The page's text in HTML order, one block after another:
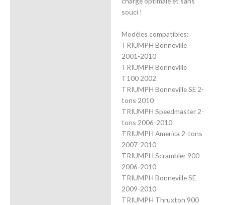
souci !
Modèles compatibles:
TRIUMPH Bonneville
2001-2010
TRIUMPH Bonneville
T100 2002
TRIUMPH Bonneville SE 2-
tons 2010
TRIUMPH Speedmaster 2-
tons 2006-2010
TRIUMPH America 2-tons
2007-2010
TRIUMPH Scrambler 900
2006-2010
TRIUMPH Bonneville SE
2009-2010
TRIUMPH Thruxton 900